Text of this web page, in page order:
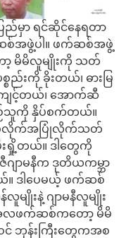
ည်မှာ ရင်ဆိုင်နေရတာ
အဖွဲ့ပါ။ ဖက်ဆစ်အဖွဲ့
မိမိလူမျိုးကို သတ်
ည်းကို ခိုးတယ်၊ ဓားမြ
ျင့်တယ်၊ အောက်ဆီ
ြည်သူကို နှိပ်စက်တယ်။
လိုက်အပြုံလိုက်သတ်
ရှို့တယ်။ ဒါတွေကို
ဂျာမနီက ဒုတိယကမ္ဘာ
။ ဒါပေမယ့် ဖက်ဆစ်
မျိုးနဲ့ ဂျာမနီလူမျိုး
လဖက်ဆစ်ကတော့ မိမိ
င် ဘုန်းကြီးတွေကအစ